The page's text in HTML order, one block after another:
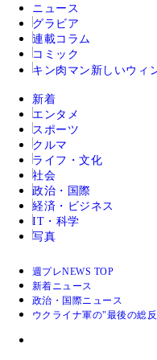
ニュース
グラビア
連載コラム
コミック
キン肉マン 新しいウィ
新着
エンタメ
スポーツ
クルマ
ライフ・文化
社会
政治・国際
経済・ビジネス
IT・科学
写真
週プレNEWS TOP
新着ニュース
政治・国際ニュース
ウクライナ軍の"最後の総